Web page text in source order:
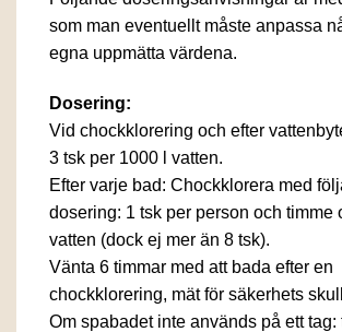
som man eventuellt måste anpassa
egna uppmätta värdena.
Dosering:
Vid chockklorering och efter
3 tsk per 1000 l vatten.
Efter varje bad: Chockklorera med
dosering: 1 tsk per person och timme
vatten (dock ej mer än 8 tsk).
Vänta 6 timmar med att bada efter en
chockklorering, mät för säkerhets
Om spabadet inte används på ett tag: